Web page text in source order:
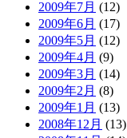
2009年7月 (12)
2009年6月 (17)
2009年5月 (12)
2009年4月 (9)
2009年3月 (14)
2009年2月 (8)
2009年1月 (13)
2008年12月 (13)